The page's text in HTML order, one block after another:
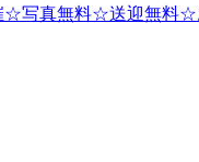
☆写真無料☆送迎無